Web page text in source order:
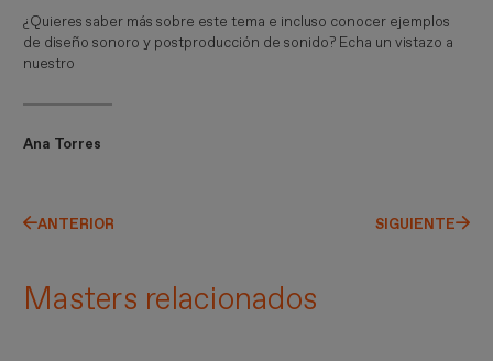
¿Quieres saber más sobre este tema e incluso conocer ejemplos
de diseño sonoro y postproducción de sonido? Echa un vistazo a
nuestro
Ana Torres
ANTERIOR SIGUIENTE
Masters relacionados